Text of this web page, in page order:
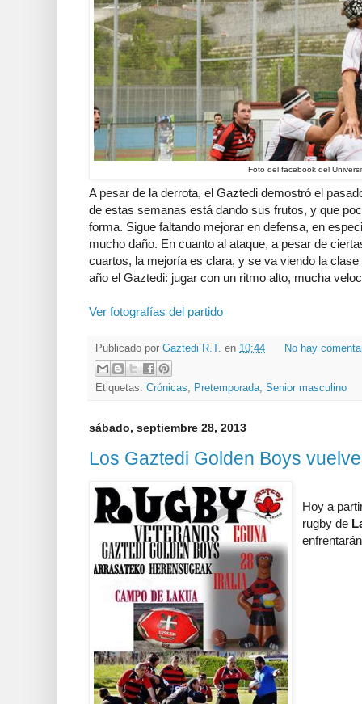
Foto del facebook del
A pesar de la derrota, el Gaztedi demostró el
de estas semanas está dando sus frutos, y que
forma. Sigue faltando mejorar en defensa, en
mucho daño. En cuanto al ataque, a pesar de
cuartos, la mejoría es clara, y se va viendo la
año el Gaztedi: jugar con un ritmo alto, mucha
Ver fotografías del partido
Publicado por Gaztedi R.T. en 10:44 No hay
Etiquetas: Crónicas, Pretemporada, Senior masculino
sábado, septiembre 28, 2013
Los Gaztedi Golden Boys
Hoy a
rugby de